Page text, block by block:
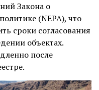
Закона о
(NEPA), что
сроки согласования
объектах.
после